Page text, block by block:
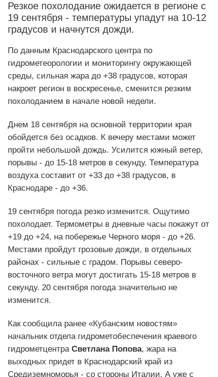
Резкое похолодание ожидается в регионе с
19 сентября - температуры упадут на 10-12
градусов и начнутся дожди.
По данным Краснодарского центра по
гидрометеорологии и мониторингу окружающей
среды, сильная жара до +38 градусов, которая
накроет регион в воскресенье, сменится резким
похолоданием в начале новой недели.
Днем 18 сентября на основной территории края
обойдется без осадков. К вечеру местами может
пройти небольшой дождь. Усилится южный ветер,
порывы - до 15-18 метров в секунду. Температура
воздуха составит от +33 до +38 градусов, в
Краснодаре - до +36.
19 сентября погода резко изменится. Ощутимо
похолодает. Термометры в дневные часы покажут от
+19 до +24, на побережье Черного моря - до +26.
Местами пройдут грозовые дожди, в отдельных
районах - сильные с градом. Порывы северо-
восточного ветра могут достигать 15-18 метров в
секунду. 20 сентября погода значительно не
изменится.
Как сообщила ранее «Кубанским новостям»
начальник отдела гидрометобеспечения краевого
гидрометцентра Светлана Попова, жара на
выходных придет в Краснодарский край из
Средиземноморья - со стороны Италии. А уже с